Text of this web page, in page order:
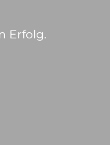
Erfolg.